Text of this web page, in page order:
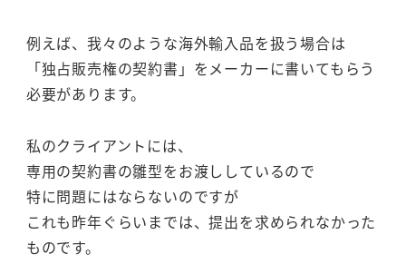
例えば、我々のような海外輸入品を扱う場合は
「独占販売権の契約書」をメーカーに書いてもらう
必要があります。
私のクライアントには、
専用の契約書の雛型をお渡ししているので
特に問題にはならないのですが
これも昨年ぐらいまでは、提出を求められなかった
ものです。